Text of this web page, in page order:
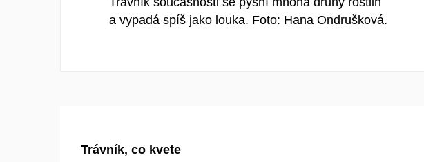
a vypadá spíš jako louka. Foto: Hana Ondrušková.
Trávník, co kvete